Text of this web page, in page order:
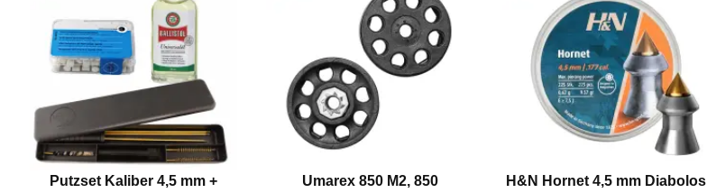
Putzset Kaliber 4,5 mm +
Umarex 850 M2, 850
H&N Hornet 4,5 mm Diabolos